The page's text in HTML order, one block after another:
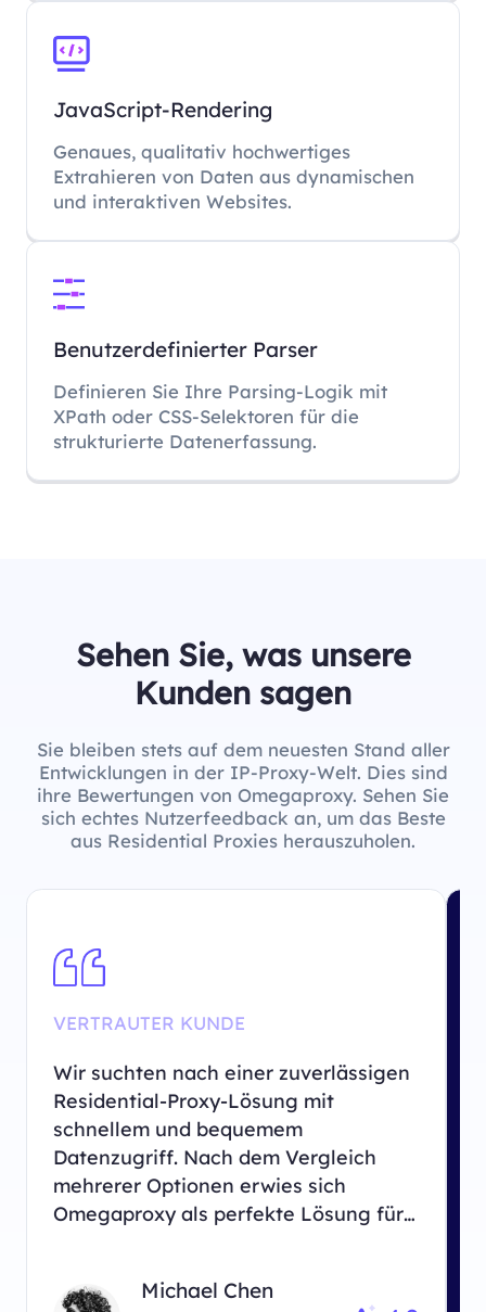
JavaScript-Rendering
Genaues, qualitativ hochwertiges
Extrahieren von Daten aus dynamischen
und interaktiven Websites.
Benutzerdefinierter Parser
Definieren Sie Ihre Parsing-Logik mit
XPath oder CSS-Selektoren für die
strukturierte Datenerfassung.
Sehen Sie, was unsere
Kunden sagen
Sie bleiben stets auf dem neuesten Stand aller
Entwicklungen in der IP-Proxy-Welt. Dies sind
ihre Bewertungen von Omegaproxy. Sehen Sie
sich echtes Nutzerfeedback an, um das Beste
aus Residential Proxies herauszuholen.
VERTRAUTER KUNDE
Wir suchten nach einer zuverlässigen
Residential-Proxy-Lösung mit
schnellem und bequemem
Datenzugriff. Nach dem Vergleich
mehrerer Optionen erwies sich
Omegaproxy als perfekte Lösung für
Michael Chen